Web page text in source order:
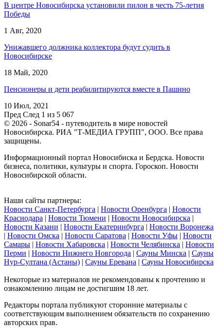
В центре Новосибирска установили пилон в честь 75-летия
Победы
1 Авг, 2020
Унижавшего должника коллектора будут судить в
Новосибирске
18 Май, 2020
Пенсионеры и дети реабилитируются вместе в Пашино
10 Июл, 2021
Пред След 1 из 5 067
© 2026 - Sonar54 - путеводитель в мире новостей
Новосибирска. РИА "Т-МЕДИА ГРУПП", ООО. Все права
защищены.
Информационный портал Новосибиска и Бердска. Новости
бизнеса, политики, культуры и спорта. Гороскоп. Новости
Новосибирской области.
Наши сайты партнеры:
Новости Санкт-Петербурга | Новости Оренбурга | Новости
Краснодара | Новости Тюмени | Новости Новосибирска |
Новости Казани | Новости Екатеринбурга | Новости Воронежа
| Новости Омска | Новости Саратова | Новости Уфы | Новости
Самары | Новости Хабаровска | Новости Челябинска | Новости
Перми | Новости Нижнего Новгорода | Сауны Минска | Сауны
Нур-Султана (Астаны) | Сауны Еревана | Сауны Новосибирска
Некоторые из материалов не рекомендованы к прочтению и
ознакомлению лицам не достигшим 18 лет.
Редакторы портала публикуют сторонние материалы с
соответствующим выполнением обязательств по сохранению
авторских прав.